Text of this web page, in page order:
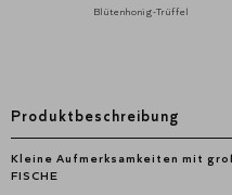
Blütenhonig-Trüffel
Produktbeschreibung
Kleine Aufmerksamkeiten mit
FISCHE